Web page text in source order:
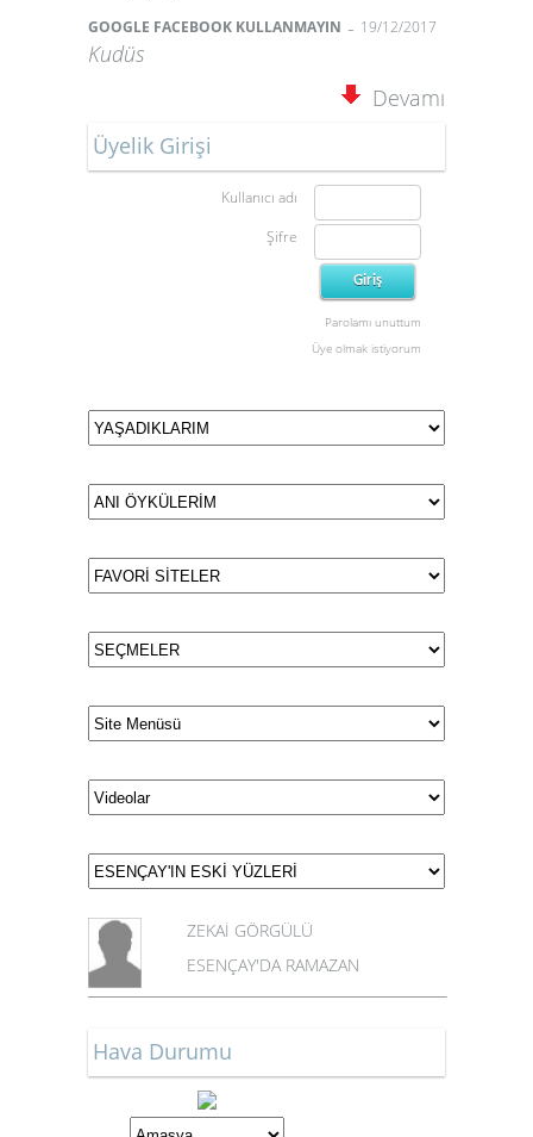
GOOGLE FACEBOOK KULLANMAYIN - 19/12/2017
Kudüs
Devamı
Üyelik Girişi
Kullanıcı adı
Şifre
Parolamı unuttum
Üye olmak istiyorum
ZEKAİ GÖRGÜLÜ
ESENÇAY'DA RAMAZAN
Hava Durumu